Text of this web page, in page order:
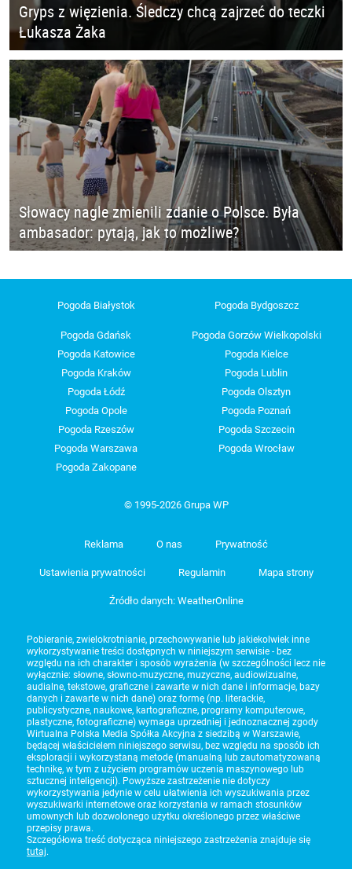
Gryps z więzienia. Śledczy chcą zajrzeć do teczki
Łukasza Żaka
Słowacy nagle zmienili zdanie o Polsce. Była
ambasador: pytają, jak to możliwe?
Pogoda Białystok Pogoda Bydgoszcz
Pogoda Gdańsk
Pogoda Gorzów Wielkopolski
Pogoda Katowice
Pogoda Kielce
Pogoda Kraków
Pogoda Lublin
Pogoda Łódź
Pogoda Olsztyn
Pogoda Opole
Pogoda Poznań
Pogoda Rzeszów
Pogoda Szczecin
Pogoda Warszawa
Pogoda Wrocław
Pogoda Zakopane
© 1995-2026 Grupa WP
Reklama O nas Prywatność
Ustawienia prywatności Regulamin Mapa strony
Źródło danych: WeatherOnline
Pobieranie, zwielokrotnianie, przechowywanie lub jakiekolwiek inne
wykorzystywanie treści dostępnych w niniejszym serwisie - bez
względu na ich charakter i sposób wyrażenia (w szczególności lecz nie
wyłącznie: słowne, słowno-muzyczne, muzyczne, audiowizualne,
audialne, tekstowe, graficzne i zawarte w nich dane i informacje, bazy
danych i zawarte w nich dane) oraz formę (np. literackie,
publicystyczne, naukowe, kartograficzne, programy komputerowe,
plastyczne, fotograficzne) wymaga uprzedniej i jednoznacznej zgody
Wirtualna Polska Media Spółka Akcyjna z siedzibą w Warszawie,
będącej właścicielem niniejszego serwisu, bez względu na sposób ich
eksploracji i wykorzystaną metodę (manualną lub zautomatyzowaną
technikę, w tym z użyciem programów uczenia maszynowego lub
sztucznej inteligencji). Powyższe zastrzeżenie nie dotyczy
wykorzystywania jedynie w celu ułatwienia ich wyszukiwania przez
wyszukiwarki internetowe oraz korzystania w ramach stosunków
umownych lub dozwolonego użytku określonego przez właściwe
przepisy prawa.
Szczegółowa treść dotycząca niniejszego zastrzeżenia znajduje się
tutaj.